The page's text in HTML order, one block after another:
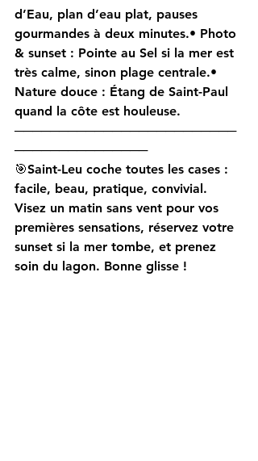
d’Eau, plan d’eau plat, pauses
gourmandes à deux minutes.• Photo
& sunset : Pointe au Sel si la mer est
très calme, sinon plage centrale.•
Nature douce : Étang de Saint-Paul
quand la côte est houleuse.
─────────────────────────
───────────────
🎯Saint-Leu coche toutes les cases :
facile, beau, pratique, convivial.
Visez un matin sans vent pour vos
premières sensations, réservez votre
sunset si la mer tombe, et prenez
soin du lagon. Bonne glisse !